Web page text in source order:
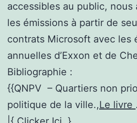
accessibles au public, nous
les émissions à partir de
contrats Microsoft avec les
annuelles d’Exxon et de
Bibliographie :
{{QNPV – Quartiers non
politique de la ville.,Le livre